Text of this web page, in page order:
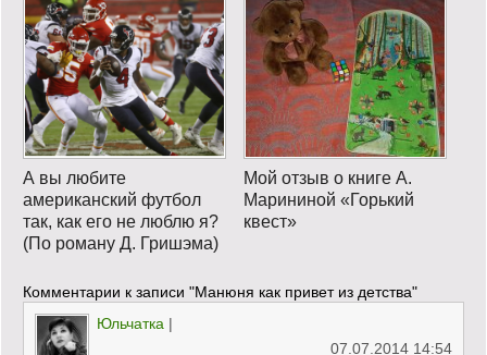
А вы любите
американский футбол
так, как его не люблю я?
(По роману Д. Гришэма)
Мой отзыв о книге А.
Марининой «Горький
квест»
Комментарии к записи "Манюня как привет из детства"
Юльчатка |
07.07.2014 14:54